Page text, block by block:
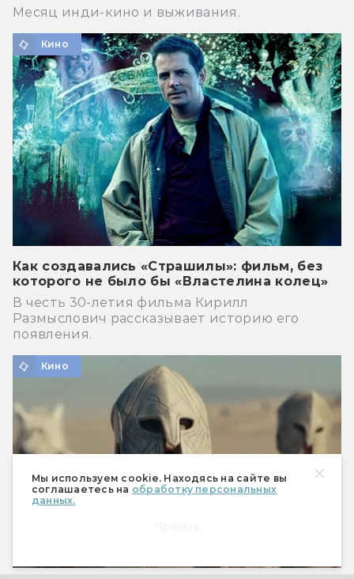
Мы используем cookie. Находясь на сайте вы
соглашаетесь на обработку персональных
данных.
Месяц инди-кино и выживания.
Кино
Как создавались «Страшилы»: фильм, без
которого не было бы «Властелина колец»
В честь 30-летия фильма Кирилл
Размыслович рассказывает историю его
появления.
Кино